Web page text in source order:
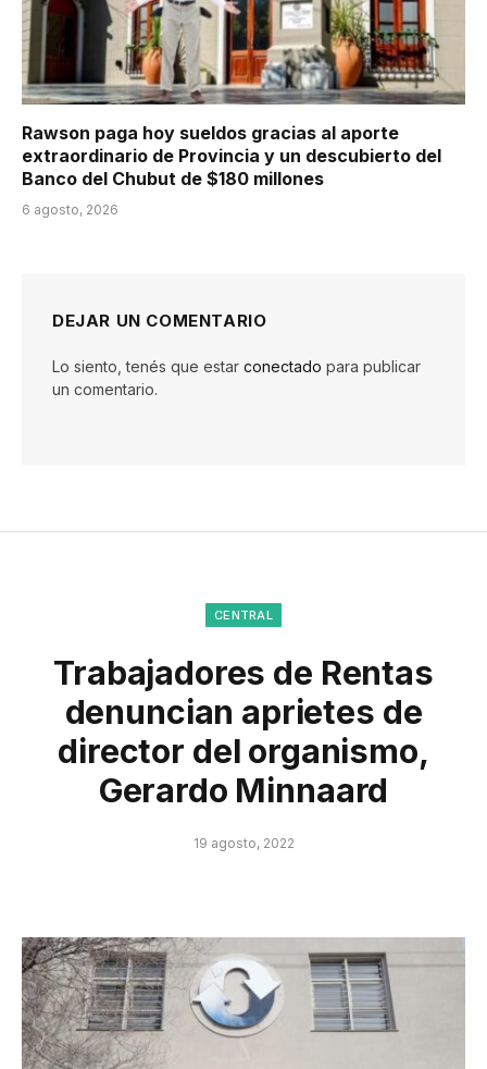
Rawson paga hoy sueldos gracias al aporte
extraordinario de Provincia y un descubierto del
Banco del Chubut de $180 millones
6 agosto, 2026
DEJAR UN COMENTARIO
Lo siento, tenés que estar conectado para publicar
un comentario.
CENTRAL
Trabajadores de Rentas
denuncian aprietes de
director del organismo,
Gerardo Minnaard
19 agosto, 2022